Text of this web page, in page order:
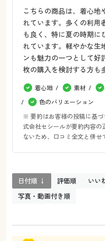
こちらの商品は、着心地
れています。多くの利用
も良く、特に夏の時期に
れています。軽やかな生
ンも魅力の一つとして好
枚の購入を検討する方も
着心地 素材
色のバリエーション
※ 要約はお客様の投稿に基
式会社セシールが要約内容
ないため、口コミ全文と併せ
日付順 ↓ 評価順 いい
写真・動画付き順